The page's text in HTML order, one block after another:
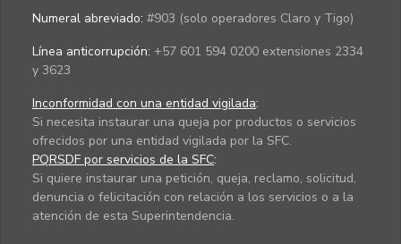
Numeral abreviado: #903 (solo operadores Claro y Tigo)
Línea anticorrupción: +57 601 594 0200 extensiones 2334
y 3623
Inconformidad con una entidad vigilada:
Si necesita instaurar una queja por productos o servicios
ofrecidos por una entidad vigilada por la SFC.
PQRSDF por servicios de la SFC:
Si quiere instaurar una petición, queja, reclamo, solicitud,
denuncia o felicitación con relación a los servicios o a la
atención de esta Superintendencia.